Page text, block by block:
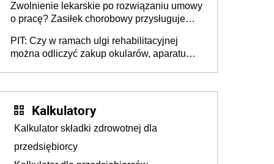
Zwolnienie lekarskie po rozwiązaniu umowy
o pracę? Zasiłek chorobowy przysługuje
dni od ustania stosunku pracy
PIT: Czy w ramach ulgi rehabilitacyjnej
można odliczyć zakup okularów, aparatu
Kalkulatory
Kalkulator składki zdrowotnej dla
przedsiębiorcy